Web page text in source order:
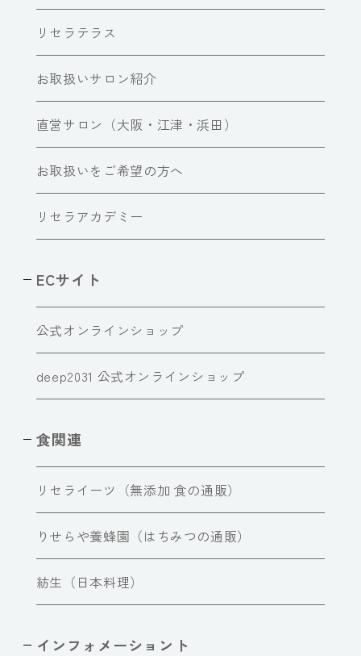
リセラテラス
お取扱いサロン紹介
直営サロン（大阪・江津・浜田）
お取扱いをご希望の方へ
リセラアカデミー
ECサイト
公式オンラインショップ
deep2031 公式オンラインショップ
食関連
リセライーツ（無添加 食の通販）
りせらや養蜂園（はちみつの通販）
紡生（日本料理）
インフォメーショント